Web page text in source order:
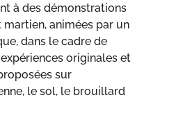
à des démonstrations
martien, animées par un
dans le cadre de
originales et
sur
le sol, le brouillard